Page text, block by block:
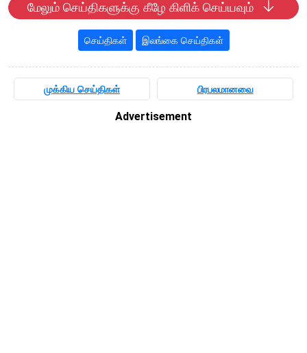
மேலும் செய்திகளுக்கு கீழே கிளிக் செய்யவும்
செய்திகள் இலங்கை செய்திகள்
முக்கிய செய்திகள் பிரபலமானவை
Advertisement